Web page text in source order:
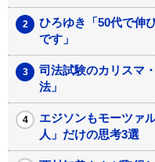
ひろゆき「50代で伸
です」
司法試験のカリスマ
法」
エジソンもモーツァ
人」だけの思考3選